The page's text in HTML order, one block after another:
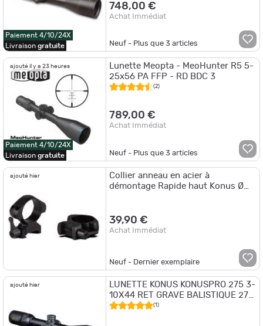
Paiement 4/10/24X
Livraison gratuite
748,00 €
Achat Immédiat
Neuf - Plus que3 articles
ajouté il y a 23 heures
Paiement 4/10/24X
Livraison gratuite
Lunette Meopta - MeoHunter R5 5-
25x56 PA FFP - RD BDC 3
(2)
789,00 €
Achat Immédiat
Neuf - Plus que3 articles
ajouté hier
Collier anneau en acier à
démontage Rapide haut Konus Ø
39,90 €
Achat Immédiat
Neuf - Dernier exemplaire
ajouté hier
LUNETTE KONUS KONUSPRO 275 3-
10X44 RET GRAVE BALISTIQUE 275
LUMINEUX(1)